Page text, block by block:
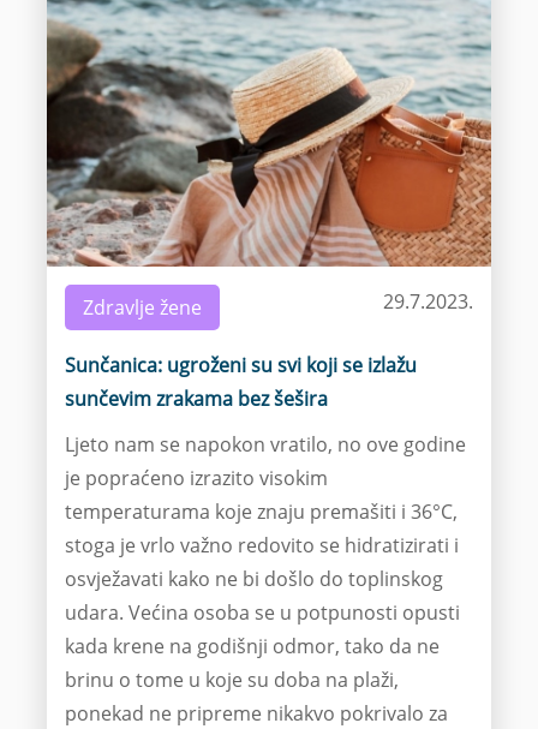
29.7.2023.
Zdravlje žene
Sunčanica: ugroženi su svi koji se izlažu
sunčevim zrakama bez šešira
Ljeto nam se napokon vratilo, no ove godine
je popraćeno izrazito visokim
temperaturama koje znaju premašiti i 36°C,
stoga je vrlo važno redovito se hidratizirati i
osvježavati kako ne bi došlo do toplinskog
udara. Većina osoba se u potpunosti opusti
kada krene na godišnji odmor, tako da ne
brinu o tome u koje su doba na plaži,
ponekad ne pripreme nikakvo pokrivalo za